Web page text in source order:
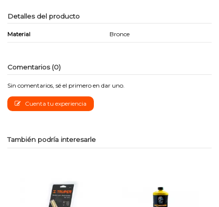
Detalles del producto
Material Bronce
Comentarios (0)
Sin comentarios, sé el primero en dar uno.
Cuenta tu experiencia
También podría interesarle